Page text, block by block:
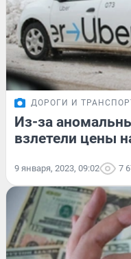
ДОРОГИ И
Из-за
взлетели цены
9 января, 2023, 09:02 7